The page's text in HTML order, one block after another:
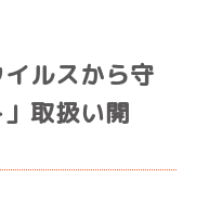
ルスから守
取扱い開